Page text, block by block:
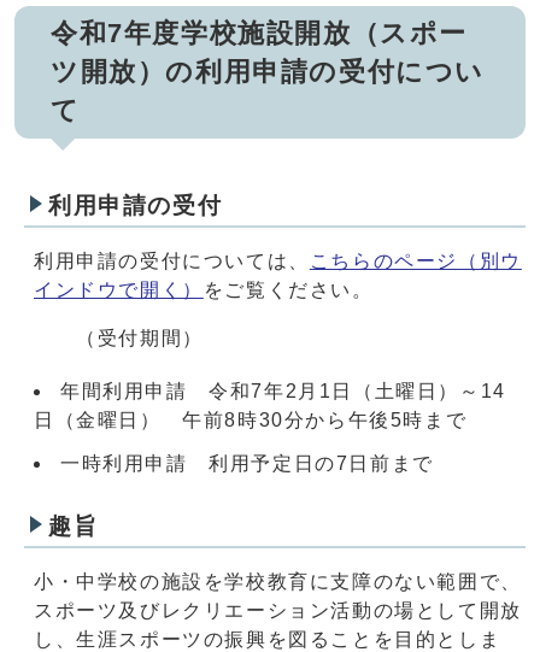
令和7年度学校施設開放（スポー
ツ開放）の利用申請の受付につい
て
利用申請の受付
利用申請の受付については、 こちらのページ
（別ウ
インドウで開く）
をご覧ください。
（受付期間）
年間利用申請 令和7年2月1日（土曜日）～14
日（金曜日） 午前8時30分から午後5時まで
一時利用申請 利用予定日の7日前まで
趣旨
小・中学校の施設を学校教育に支障のない範囲で、
スポーツ及びレクリエーション活動の場として開放
し、生涯スポーツの振興を図ることを目的としま